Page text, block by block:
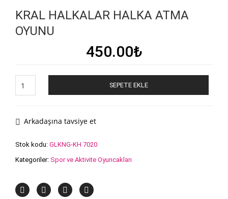
KRAL HALKALAR HALKA ATMA
OYUNU
450.00₺
Halkalar
Oyunu
SEPETE EKLE
Arkadaşına tavsiye et
Stok kodu: GLKNG-KH 7020
Kategoriler: Spor ve Aktivite Oyuncakları